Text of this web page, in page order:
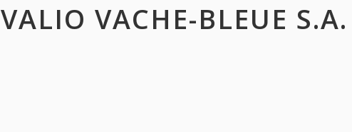
VALIO VACHE-BLEUE S.A.